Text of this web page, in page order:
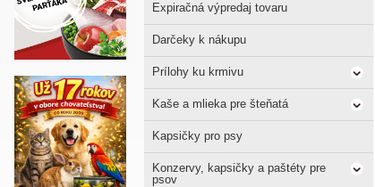
Expiračná výpredaj tovaru
Darčeky k nákupu
Prílohy ku krmivu
Kaše a mlieka pre šteňatá
Kapsičky pro psy
Konzervy, kapsičky a paštéty pre
psov